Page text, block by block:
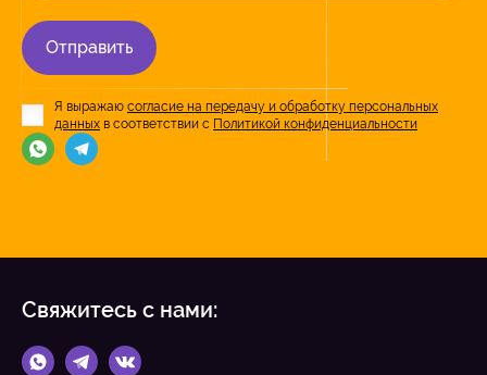
Отправить
Я выражаю согласие на передачу и обработку персональных
данных в соответствии с Политикой конфиденциальности
Свяжитесь с нами: